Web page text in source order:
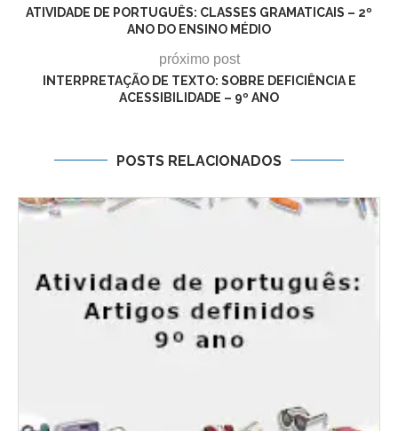
ATIVIDADE DE PORTUGUÊS: CLASSES GRAMATICAIS – 2º
ANO DO ENSINO MÉDIO
próximo post
INTERPRETAÇÃO DE TEXTO: SOBRE DEFICIÊNCIA E
ACESSIBILIDADE – 9º ANO
POSTS RELACIONADOS